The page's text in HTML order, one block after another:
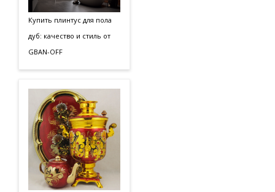
Купить плинтус для пола
дуб: качество и стиль от
GBAN-OFF